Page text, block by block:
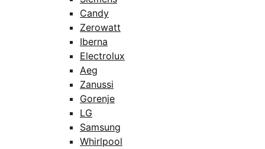
Candy
Zerowatt
Iberna
Electrolux
Aeg
Zanussi
Gorenje
LG
Samsung
Whirlpool